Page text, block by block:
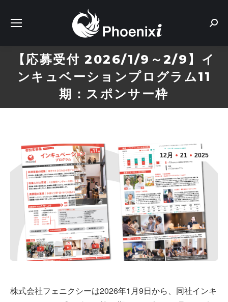
【応募受付 2026/1/9～2/9】イ
ンキュベーションプログラム11
期：スポンサー枠
12月 21 2025
株式会社フェニクシーは2026年1月9日から、同社インキ